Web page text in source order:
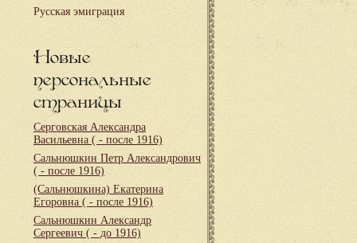
Русская эмиграция
Новые
персональные
страницы
Серговская Александра
Васильевна ( - после 1916)
Сальнюшкин Петр Александрович
( - после 1916)
(Сальнюшкина) Екатерина
Егоровна ( - после 1916)
Сальнюшкин Александр
Сергеевич ( - до 1916)